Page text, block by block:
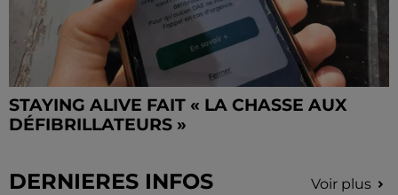
STAYING ALIVE FAIT « LA CHASSE AUX
DÉFIBRILLATEURS »
DERNIERES INFOS Voir plus